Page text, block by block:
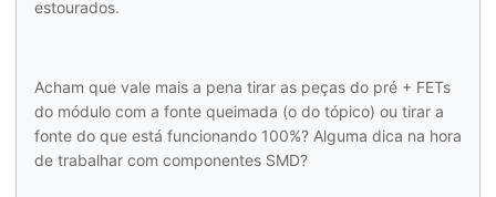
estourados.
Acham que vale mais a pena tirar as peças do pré + FETs
do módulo com a fonte queimada (o do tópico) ou tirar a
fonte do que está funcionando 100%? Alguma dica na hora
de trabalhar com componentes SMD?